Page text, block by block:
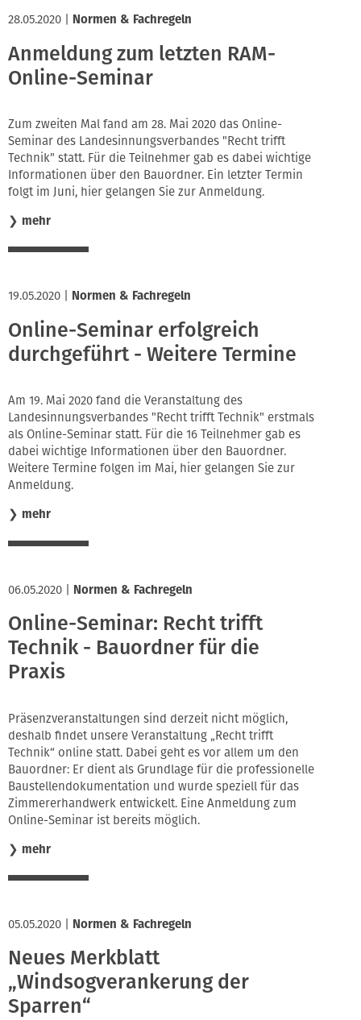
28.05.2020 Normen & Fachregeln
Anmeldung zum letzten RAM-
Online-Seminar
Zum zweiten Mal fand am 28. Mai 2020 das Online-
Seminar des Landesinnungsverbandes "Recht trifft
Technik" statt. Für die Teilnehmer gab es dabei wichtige
Informationen über den Bauordner. Ein letzter Termin
folgt im Juni, hier gelangen Sie zur Anmeldung.
❯ mehr
19.05.2020 Normen & Fachregeln
Online-Seminar erfolgreich
durchgeführt - Weitere Termine
Am 19. Mai 2020 fand die Veranstaltung des
Landesinnungsverbandes "Recht trifft Technik" erstmals
als Online-Seminar statt. Für die 16 Teilnehmer gab es
dabei wichtige Informationen über den Bauordner.
Weitere Termine folgen im Mai, hier gelangen Sie zur
Anmeldung.
❯ mehr
06.05.2020 Normen & Fachregeln
Online-Seminar: Recht trifft
Technik - Bauordner für die
Praxis
Präsenzveranstaltungen sind derzeit nicht möglich,
deshalb findet unsere Veranstaltung „Recht trifft
Technik“ online statt. Dabei geht es vor allem um den
Bauordner: Er dient als Grundlage für die professionelle
Baustellendokumentation und wurde speziell für das
Zimmererhandwerk entwickelt. Eine Anmeldung zum
Online-Seminar ist bereits möglich.
❯ mehr
05.05.2020 Normen & Fachregeln
Neues Merkblatt
„Windsogverankerung der
Sparren“